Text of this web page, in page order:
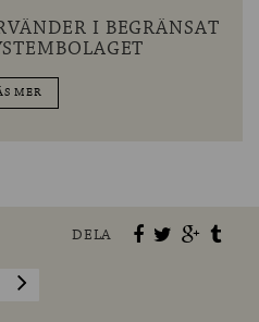
I BEGRÄNSAT
MER
DELA